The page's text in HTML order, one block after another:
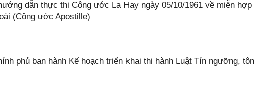
dẫn thực thi Công ước La Hay ngày 05/10/1961 về miễn hợp
(Công ước Apostille)
phủ ban hành Kế hoạch triển khai thi hành Luật Tín ngưỡng, tôn